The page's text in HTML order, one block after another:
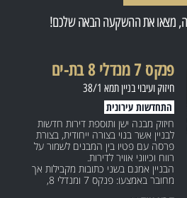
מצאו את ההשקעה הבאה שלכם!
פנקס 7 מנדלי 8 בת-ים
חיזוק ועיבוי בניין תמא 38/1
התחדשות עירונית
חיזוק מבנה ישן ותוספת דירות חדשות
לבניין אשר בנוי בצורה ייחודית, בצורת
פרסה עם פטיו בין המבנים לשמור על
רווח וכיווני אוויר לדירות.
הבניין אמנם בשני כתובות מקבילות אך
מחובר באמצעו: פנקס 7 ומנדלי 8,